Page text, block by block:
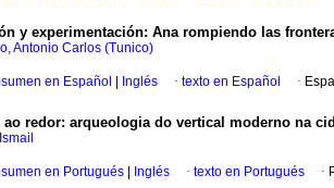
y experimentación: Ana rompiendo las
Antonio Carlos (Tunico)
en Español Inglés · texto en Español ·
ao redor: arqueologia do vertical moderno na
en Portugués Inglés · texto en Portugués ·